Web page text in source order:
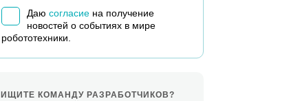
Даю согласиена получение
новостей о событиях в мире
робототехники.
ИЩИТЕ КОМАНДУ РАЗРАБОТЧИКОВ?